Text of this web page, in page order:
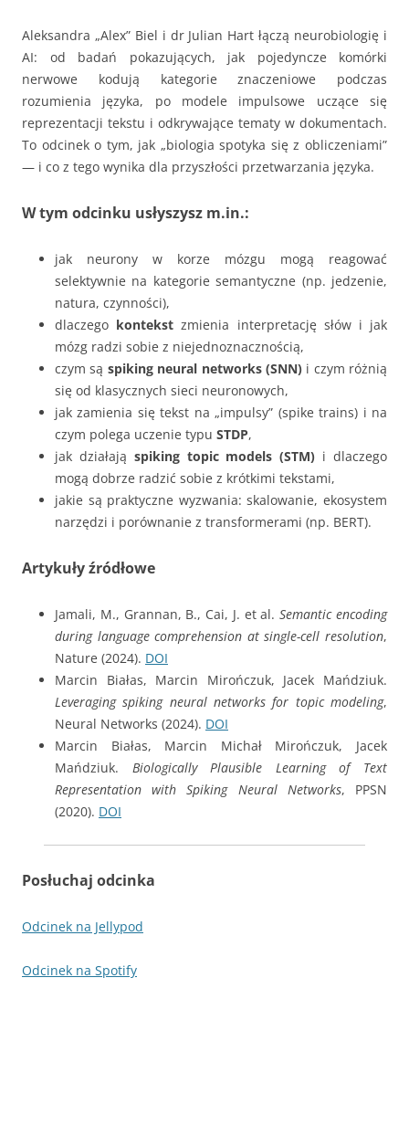
Aleksandra „Alex” Biel i dr Julian Hart łączą neurobiologię i
AI: od badań pokazujących, jak pojedyncze komórki
nerwowe kodują kategorie znaczeniowe podczas
rozumienia języka, po modele impulsowe uczące się
reprezentacji tekstu i odkrywające tematy w dokumentach.
To odcinek o tym, jak „biologia spotyka się z obliczeniami”
— i co z tego wynika dla przyszłości przetwarzania języka.
W tym odcinku usłyszysz m.in.:
jak neurony w korze mózgu mogą reagować
selektywnie na kategorie semantyczne (np. jedzenie,
natura, czynności),
dlaczego kontekst zmienia interpretację słów i jak
mózg radzi sobie z niejednoznacznością,
czym są spiking neural networks (SNN)i czym różnią
się od klasycznych sieci neuronowych,
jak zamienia się tekst na „impulsy” (spike trains) i na
czym polega uczenie typu STDP,
jak działają spiking topic models (STM) i dlaczego
mogą dobrze radzić sobie z krótkimi tekstami,
jakie są praktyczne wyzwania: skalowanie, ekosystem
narzędzi i porównanie z transformerami (np. BERT).
Artykuły źródłowe
Jamali, M., Grannan, B., Cai, J. et al.Semantic encoding
during language comprehension at single-cell resolution,
Nature (2024). DOI
Marcin Białas, Marcin Mirończuk, Jacek Mańdziuk.
Leveraging spiking neural networks for topic modeling,
Neural Networks (2024). DOI
Marcin Białas, Marcin Michał Mirończuk, Jacek
Mańdziuk. Biologically Plausible Learning of Text
Representation with Spiking Neural Networks, PPSN
(2020). DOI
Posłuchaj odcinka
Odcinek na Jellypod
Odcinek na Spotify